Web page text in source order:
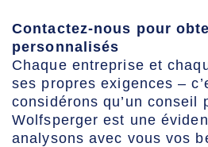
Contactez-nous pour
personnalisés
Chaque entreprise et
ses propres exigences –
considérons qu’un conseil
Wolfsperger est une
analysons avec vous vos